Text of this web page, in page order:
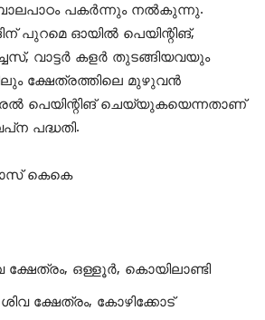
പകര്‍ന്നും നല്‍കുന്നു.
പുറമെ ഓയില്‍ പെയിന്റിങ്,
വാട്ടര്‍ കളര്‍ തുടങ്ങിയവയും
ക്ഷേത്രത്തിലെ മുഴുവന്‍
പെയിന്റിങ് ചെയ്യുകയെന്നതാണ്
പദ്ധതി.
കെകെ
ക്ഷേത്രം, ഒള്ളൂര്‍, കൊയിലാണ്ടി
ക്ഷേത്രം, കോഴിക്കോട്